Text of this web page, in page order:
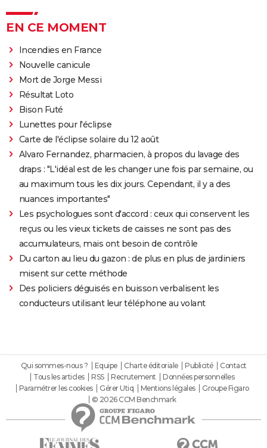
EN CE MOMENT
Incendies en France
Nouvelle canicule
Mort de Jorge Messi
Résultat Loto
Bison Futé
Lunettes pour l'éclipse
Carte de l'éclipse solaire du 12 août
Alvaro Fernandez, pharmacien, à propos du lavage des
draps : "L'idéal est de les changer une fois par semaine, ou
au maximum tous les dix jours. Cependant, il y a des
nuances importantes"
Les psychologues sont d'accord : ceux qui conservent les
reçus ou les vieux tickets de caisses ne sont pas des
accumulateurs, mais ont besoin de contrôle
Du carton au lieu du gazon : de plus en plus de jardiniers
misent sur cette méthode
Des policiers déguisés en buisson verbalisent les
conducteurs utilisant leur téléphone au volant
Qui sommes-nous ? Equipe Charte éditoriale Publicité
Contact
Tous les articles
RSS Recrutement
Données personnelles
Paramétrer les cookies
Gérer Utiq Mentions légales
Groupe Figaro
© 2026 CCM Benchmark